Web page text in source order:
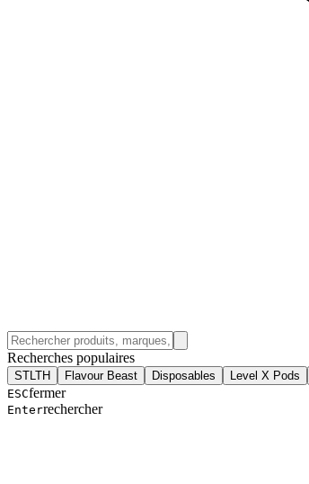
Recherches populaires
STLTH Flavour Beast Disposables Level X Pods
ESCfermer
Enterrechercher